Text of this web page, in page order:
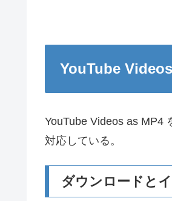
YouTube
YouTube Videos as MP4
対応している。
ダウンロードと